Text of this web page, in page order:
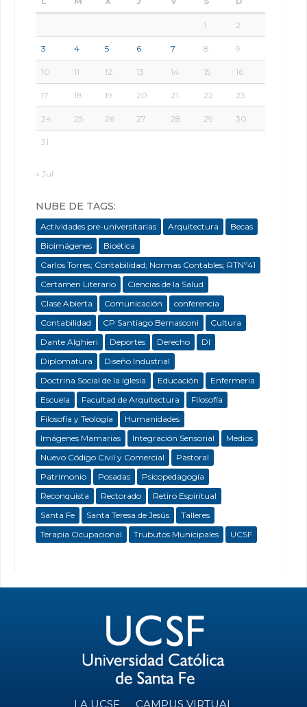
1 2
3 4 5 6 7 8 9
10 11 12 13 14 15 16
17 18 19 20 21 22 23
24 25 26 27 28 29 30
31
« Jul
NUBE DE TAGS:
Actividades pre-universitarias Arquitectura
Becas
Bioimágenes
Bioética
Carlos Torres; Contabilidad; Normas Contables; RTNº41
Certamen Literario
Ciencias de la Salud
Clase Abierta
Comunicación
conferencia
Contabilidad
CP Santiago Bernasconi
Cultura
Dante Alghieri
Deportes Derecho
DI
Diplomatura
Diseño Industrial
Doctrina Social de la Iglesia
Educación
Enfermeria
Escuela
Facultad de Arquitectura
Filosofía
Filosofía y Teología
Humanidades
Imágenes Mamarias
Integración Sensorial
Medios
Nuevo Código Civil y Comercial
Pastoral
Patrimonio
Posadas
Psicopedagogía
Reconquista
Rectorado
Retiro Espiritual
Santa Fe
Santa Teresa de Jesús
Talleres
Terapia Ocupacional
Trubutos Municipales UCSF
LA UCSF CAMPUS VIRTUAL